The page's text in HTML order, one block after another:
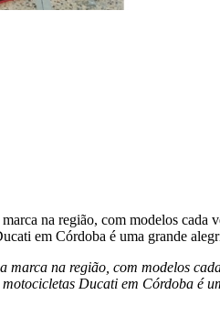
na região, com modelos cada
em Córdoba é uma grande
na região, com modelos
Ducati em Córdoba é